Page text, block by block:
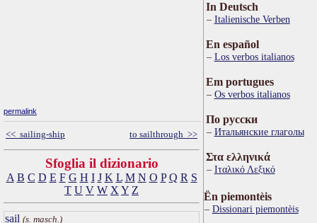
permalink
<< sailing-ship to sailthrough >>
Sfoglia il dizionario
A B C D E F G H I J K L M N O P Q R S
T U V W X Y Z
sail (s. masch.)
In Deutsch
Italienische Verben
En español
Los verbos italianos
Em portugues
Os verbos italianos
По русски
Итальянские глаголы
Στα ελληνικά
Ιταλικό Λεξικό
Ën piemontèis
Dissionari piemontèis